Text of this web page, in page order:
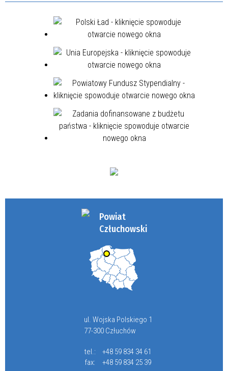
Powiat
Człuchowski
ul. Wojska Polskiego 1
77-300 Człuchów
tel.:
+48 59 834 34 61
fax:
+48 59 834 25 39